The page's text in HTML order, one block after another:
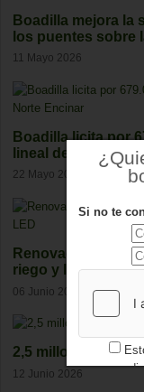
Boadilla mejora la
los puentes sobre
11 Mayo 2026
Boadilla licita por
lineal de Norte
22 Mayo 2026
Renovada la
riego y luces LED
06 Junio 2026
2,5 millones para
12 Junio 2026
Si no te